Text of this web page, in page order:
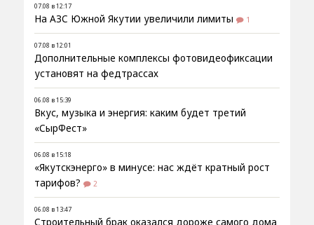
07.08 в 12:17
На АЗС Южной Якутии увеличили лимиты 1
07.08 в 12:01
Дополнительные комплексы фотовидеофиксации
установят на федтрассах
06.08 в 15:39
Вкус, музыка и энергия: каким будет третий
«СырФест»
06.08 в 15:18
«Якутскэнерго» в минусе: нас ждёт кратный рост
тарифов?
2
06.08 в 13:47
Строительный брак оказался дороже самого дома